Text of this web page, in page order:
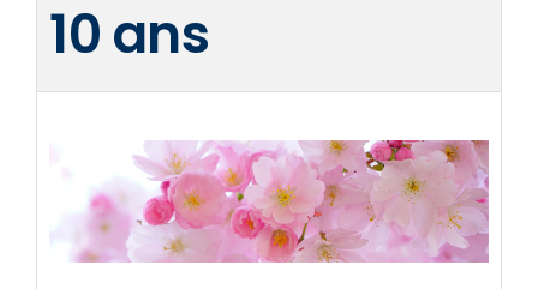
10 ans